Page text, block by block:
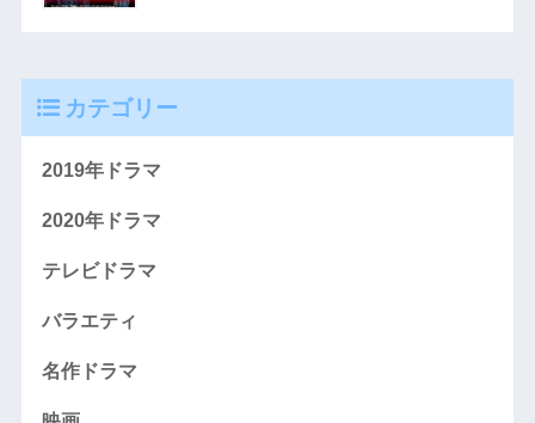
カテゴリー
2019年ドラマ
2020年ドラマ
テレビドラマ
バラエティ
名作ドラマ